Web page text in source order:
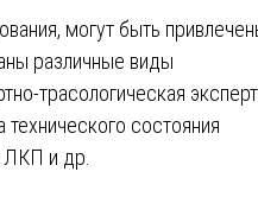
могут быть
различные виды
трасологическая
состояния
ЛКП и др.